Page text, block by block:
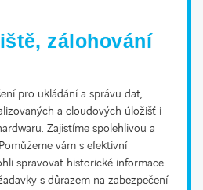
zálohování
pro ukládání a správu dat,
a cloudových úložišť i
Zajistíme spolehlivou a
vám s efektivní
spravovat historické informace
s důrazem na zabezpečení